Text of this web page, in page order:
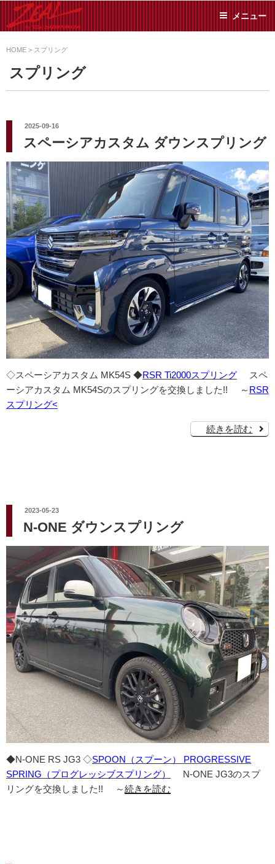
ン SUMIYAMA
た日常メンテから各種チ
ューニングまで、車に関
することならジャンルフ
リーでお任せください!
メニュー
HOME > スプリング
スプリング
投
日:
2025-09-16
スペーシアカスタム ダウンスプリング
◇スペーシアカスタム MK54S ◆RSR Ti2000スプリング スペ
ーシアカスタム MK54Sのスプリングを交換しました!! ～ RSR
スプリング<
続きを読む
投
日:
2023-05-23
N-ONE ダウンスプリング
◆N-ONE RS JG3 ◇SPOON（スプーン） PROGRESSIVE
SPRING（プログレッシブスプリング）
N-ONE JG3のスプ
リングを交換しました!! ～続きを読む